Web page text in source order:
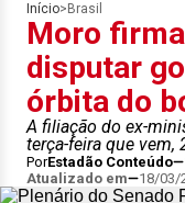
Início> Brasil
Moro
disputar
órbita do
A filiação do ex-
terça-feira que vem,
PorEstadão Conteúdo
Atualizado em
18/03/